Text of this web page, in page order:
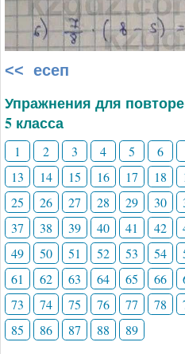
<< есеп
Упражнения для
5 класса
1 2 3 4 5 6
13
14 15 16 17 18
25
26 27 28 29 30
37
38 39 40 41 42
49
50 51 52 53 54
61
62 63 64 65 66
73
74 75 76 77 78
85
86 87 88 89